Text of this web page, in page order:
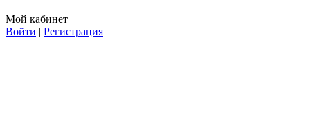
Мой кабинет
Войти | Регистрация